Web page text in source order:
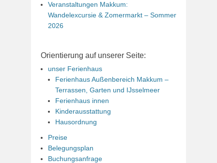
Veranstaltungen Makkum:
Wandelexcursie & Zomermarkt – Sommer
2026
Orientierung auf unserer Seite:
unser Ferienhaus
Ferienhaus Außenbereich Makkum –
Terrassen, Garten und IJsselmeer
Ferienhaus innen
Kinderausstattung
Hausordnung
Preise
Belegungsplan
Buchungsanfrage